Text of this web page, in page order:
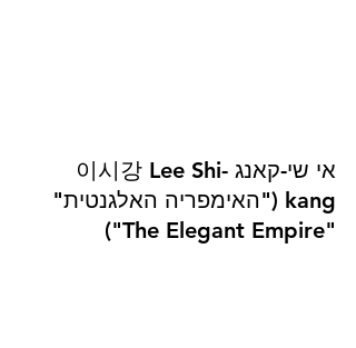
אי שי-קאנג 이시강 Lee Shi-
kang ("האימפריה האלגנטית"
"The Elegant Empire")